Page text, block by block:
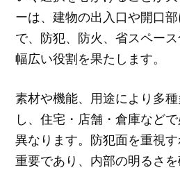
ーは、建物の出入口や開口
で、防犯、防火、省スペー
幅広い役割を果たします。
素材や機能、用途により多
し、住宅・店舗・倉庫など
異なります。防犯面を重視
重要であり、内部の明るさ